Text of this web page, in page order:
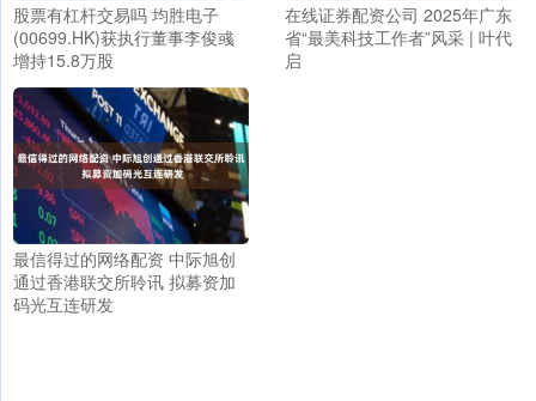
股票有杠杆交易吗 均胜电子
(00699.HK)获执行董事李俊彧
增持15.8万股
在线证券配资公司 2025年广东
省“最美科技工作者”风采 | 叶代
启
最信得过的网络配资 中际旭创
通过香港联交所聆讯 拟募资加
码光互连研发